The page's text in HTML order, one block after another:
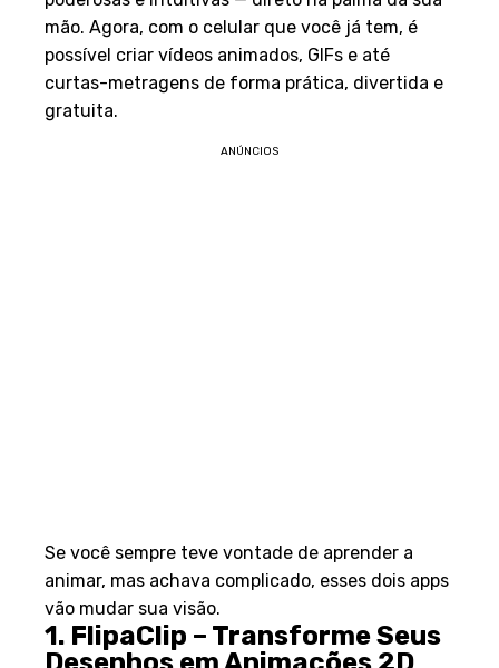
mão. Agora, com o celular que você já tem, é
possível criar vídeos animados, GIFs e até
curtas-metragens de forma prática, divertida e
gratuita.
ANÚNCIOS
Se você sempre teve vontade de aprender a
animar, mas achava complicado, esses dois apps
vão mudar sua visão.
1. FlipaClip – Transforme Seus